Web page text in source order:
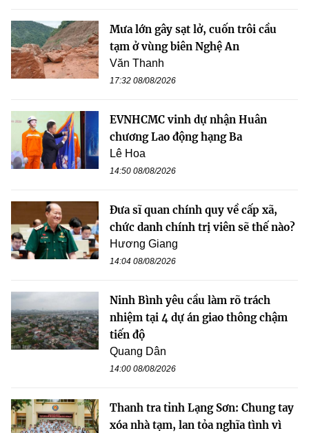
Mưa lớn gây sạt lở, cuốn trôi cầu
tạm ở vùng biên Nghệ An
Văn Thanh
17:32 08/08/2026
EVNHCMC vinh dự nhận Huân
chương Lao động hạng Ba
Lê Hoa
14:50 08/08/2026
Đưa sĩ quan chính quy về cấp xã,
chức danh chính trị viên sẽ thế nào?
Hương Giang
14:04 08/08/2026
Ninh Bình yêu cầu làm rõ trách
nhiệm tại 4 dự án giao thông chậm
tiến độ
Quang Dân
14:00 08/08/2026
Thanh tra tỉnh Lạng Sơn: Chung tay
xóa nhà tạm, lan tỏa nghĩa tình vì